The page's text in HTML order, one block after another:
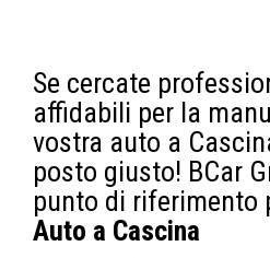
Se cercate
affidabili per la
vostra auto a
posto giusto! BCar
punto di riferimento
Auto a Cascina